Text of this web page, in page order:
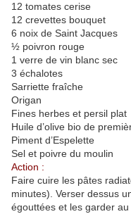
12 tomates cerise
12 crevettes bouquet
6 noix de Saint Jacques
½ poivron rouge
1 verre de vin blanc sec
3 échalotes
Sarriette fraîche
Origan
Fines herbes et persil plat
Huile d’olive bio de
Piment d’Espelette
Sel et poivre du moulin
Action :
Faire cuire les pâtes
minutes). Verser dessus
égouttées et les garder au